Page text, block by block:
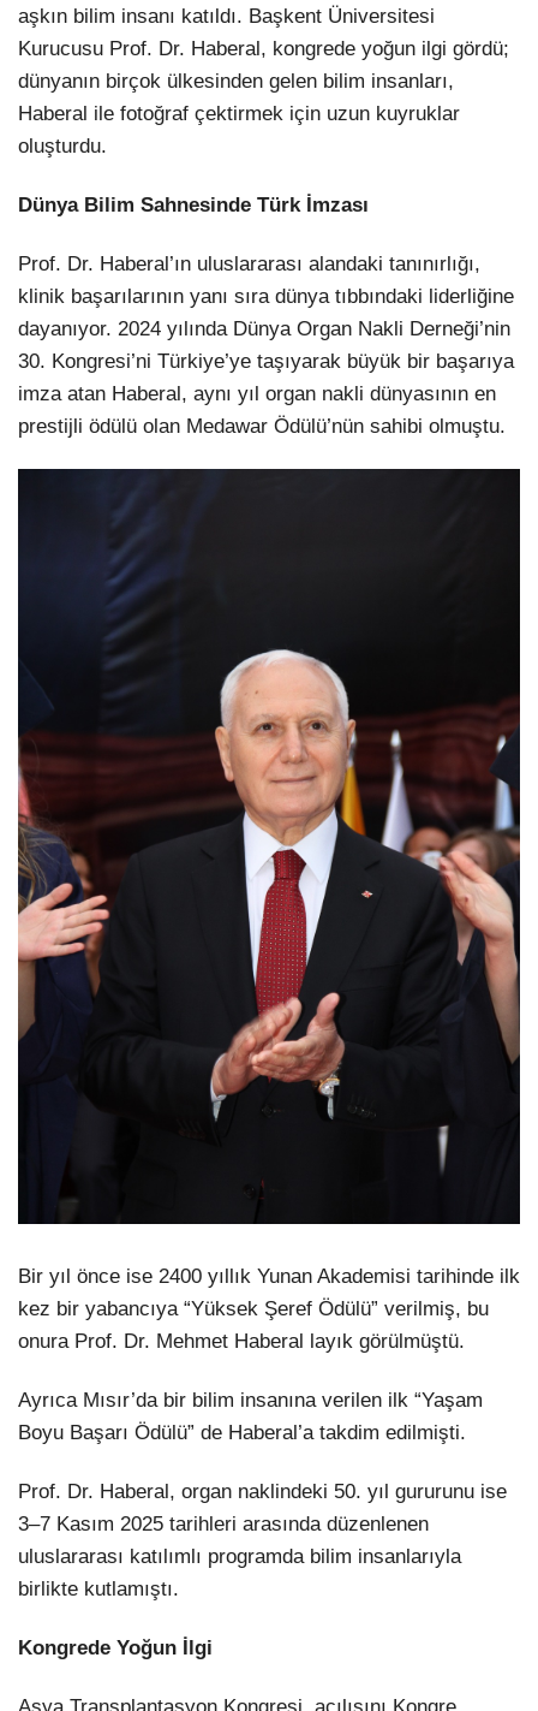
aşkın bilim insanı katıldı. Başkent Üniversitesi
Kurucusu Prof. Dr. Haberal, kongrede yoğun ilgi gördü;
dünyanın birçok ülkesinden gelen bilim insanları,
Haberal ile fotoğraf çektirmek için uzun kuyruklar
oluşturdu.
Dünya Bilim Sahnesinde Türk İmzası
Prof. Dr. Haberal’ın uluslararası alandaki tanınırlığı,
klinik başarılarının yanı sıra dünya tıbbındaki liderliğine
dayanıyor. 2024 yılında Dünya Organ Nakli Derneği’nin
30. Kongresi’ni Türkiye’ye taşıyarak büyük bir başarıya
imza atan Haberal, aynı yıl organ nakli dünyasının en
prestijli ödülü olan Medawar Ödülü’nün sahibi olmuştu.
Bir yıl önce ise 2400 yıllık Yunan Akademisi tarihinde ilk
kez bir yabancıya “Yüksek Şeref Ödülü” verilmiş, bu
onura Prof. Dr. Mehmet Haberal layık görülmüştü.
Ayrıca Mısır’da bir bilim insanına verilen ilk “Yaşam
Boyu Başarı Ödülü” de Haberal’a takdim edilmişti.
Prof. Dr. Haberal, organ naklindeki 50. yıl gururunu ise
3–7 Kasım 2025 tarihleri arasında düzenlenen
uluslararası katılımlı programda bilim insanlarıyla
birlikte kutlamıştı.
Kongrede Yoğun İlgi